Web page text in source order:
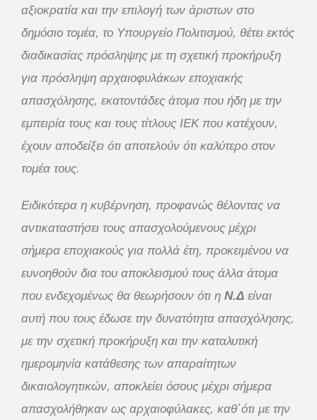
αξιοκρατία και την επιλογή των άριστων στο
δημόσιο τομέα, το Υπουργείο Πολιτισμού, θέτει εκτός
διαδικασίας πρόσληψης με τη σχετική προκήρυξη
για πρόσληψη αρχαιοφυλάκων εποχιακής
απασχόλησης, εκατοντάδες άτομα που ήδη με την
εμπειρία τους και τους τίτλους ΙΕΚ που κατέχουν,
έχουν αποδείξει ότι αποτελούν ότι καλύτερο στον
τομέα τους.
Ειδικότερα η κυβέρνηση, προφανώς θέλοντας να
αντικαταστήσει τους απασχολούμενους μέχρι
σήμερα εποχιακούς για πολλά έτη, προκειμένου να
ευνοηθούν δια του αποκλεισμού τους άλλα άτομα
που ενδεχομένως θα θεωρήσουν ότι η Ν.Δ είναι
αυτή που τους έδωσε την δυνατότητα απασχόλησης,
με την σχετική προκήρυξη και την καταλυτική
ημερομηνία κατάθεσης των απαραίτητων
δικαιολογητικών, αποκλείει όσους μέχρι σήμερα
απασχολήθηκαν ως αρχαιοφύλακες, καθ΄ότι με την